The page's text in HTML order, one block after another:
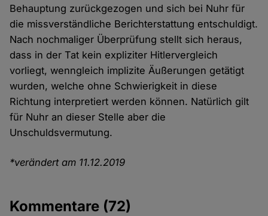
Behauptung zurückgezogen und sich bei Nuhr für
die missverständliche Berichterstattung entschuldigt.
Nach nochmaliger Überprüfung stellt sich heraus,
dass in der Tat kein expliziter Hitlervergleich
vorliegt, wenngleich implizite Äußerungen getätigt
wurden, welche ohne Schwierigkeit in diese
Richtung interpretiert werden können. Natürlich gilt
für Nuhr an dieser Stelle aber die
Unschuldsvermutung.
*verändert am 11.12.2019
Kommentare (72)